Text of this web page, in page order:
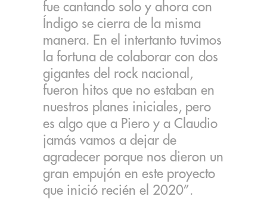
fue cantando solo y ahora con
Índigo se cierra de la misma
manera. En el intertanto tuvimos
la fortuna de colaborar con dos
gigantes del rock nacional,
fueron hitos que no estaban en
nuestros planes iniciales, pero
es algo que a Piero y a Claudio
jamás vamos a dejar de
agradecer porque nos dieron un
gran empujón en este proyecto
que inició recién el 2020”.